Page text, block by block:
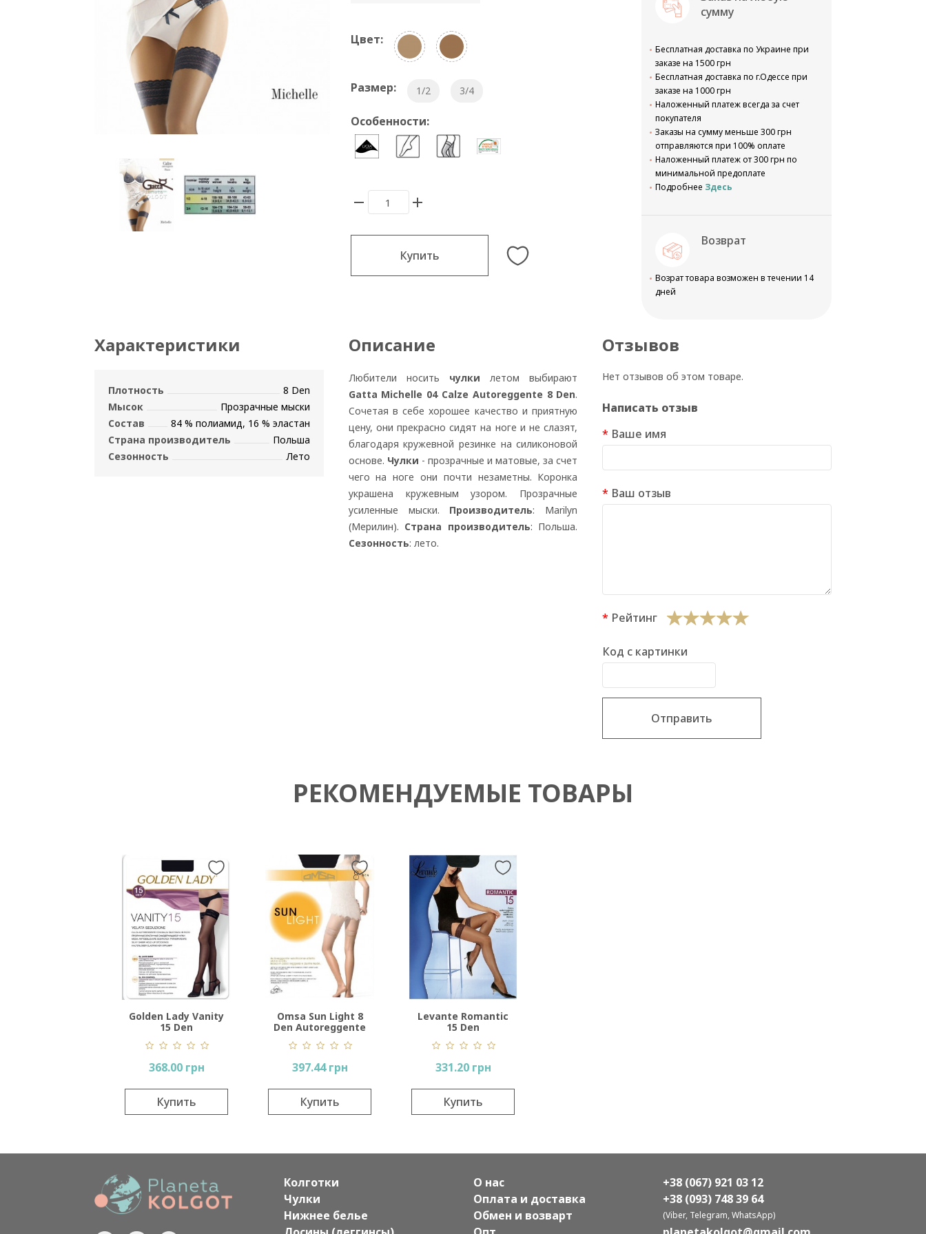
Цвет:
Размер: 1/2 3/4
Особенности:
Купить
сумму
Бесплатная доставка по Украине при
заказе на 1500 грн
Бесплатная доставка по г.Одессе при
заказе на 1000 грн
Наложенный платеж всегда за счет
покупателя
Заказы на сумму меньше 300 грн
отправляются при 100% оплате
Наложенный платеж от 300 грн по
минимальной предоплате
Подробнее Здесь
Возврат
Возрат товара возможен в течении 14
дней
Характеристики
Плотность
8 Den
Мысок
Прозрачные мыски
Состав
84 % полиамид, 16 % эластан
Страна производитель
Польша
Сезонность
Лето
Описание
Любители носить чулкилетом выбирают
Gatta Michelle 04 Calze Autoreggente 8 Den.
Сочетая в себе хорошее качество и приятную
цену, они прекрасно сидят на ноге и не слазят,
благодаря кружевной резинке на силиконовой
основе. Чулки - прозрачные и матовые, за счет
чего на ноге они почти незаметны. Коронка
украшена кружевным узором. Прозрачные
усиленные мыски. Производитель: Marilyn
(Мерилин). Страна производитель: Польша.
Сезонность: лето.
Отзывов
Нет отзывов об этом товаре.
Написать отзыв
Ваше имя
Ваш отзыв
Рейтинг
Код с картинки
Отправить
РЕКОМЕНДУЕМЫЕ ТОВАРЫ
Golden Lady Vanity
15 Den
368.00 грн
Купить
Omsa Sun Light 8
Den Autoreggente
397.44 грн
Купить
Levante Romantic
15 Den
331.20 грн
Купить
Колготки
Чулки
Нижнее белье
О нас
Оплата и доставка
Обмен и возварт
+38 (067) 921 03 12
+38 (093) 748 39 64
(Viber, Telegram, WhatsApp)